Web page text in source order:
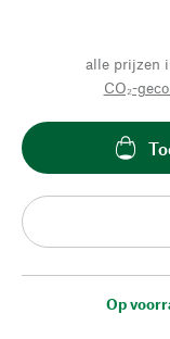
alle prijzen
CO₂-
Op